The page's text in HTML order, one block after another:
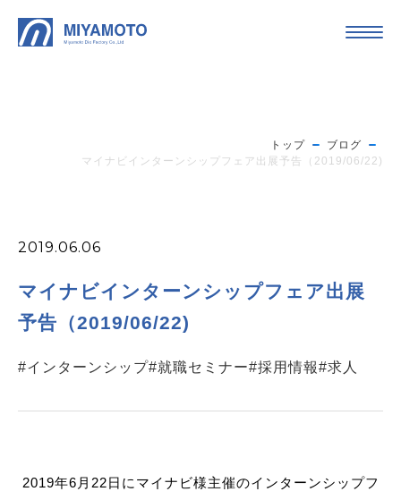
トップ
ブログ
マイナビインターンシップフェア出展予告（2019/06/22)
2019.06.06
マイナビインターンシップフェア出展
予告（2019/06/22)
#インターンシップ#就職セミナー#採用情報#求人
2019年6月22日にマイナビ様主催のインターンシップフ